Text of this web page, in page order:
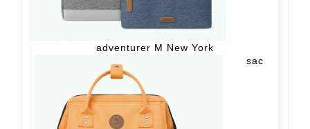
adventurer M New York
sac